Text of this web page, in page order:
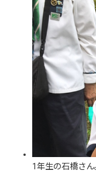
1年生の石橋さ